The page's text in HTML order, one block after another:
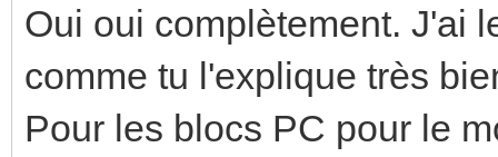
Oui oui complètement. J'ai
comme tu l'explique très
Pour les blocs PC pour le